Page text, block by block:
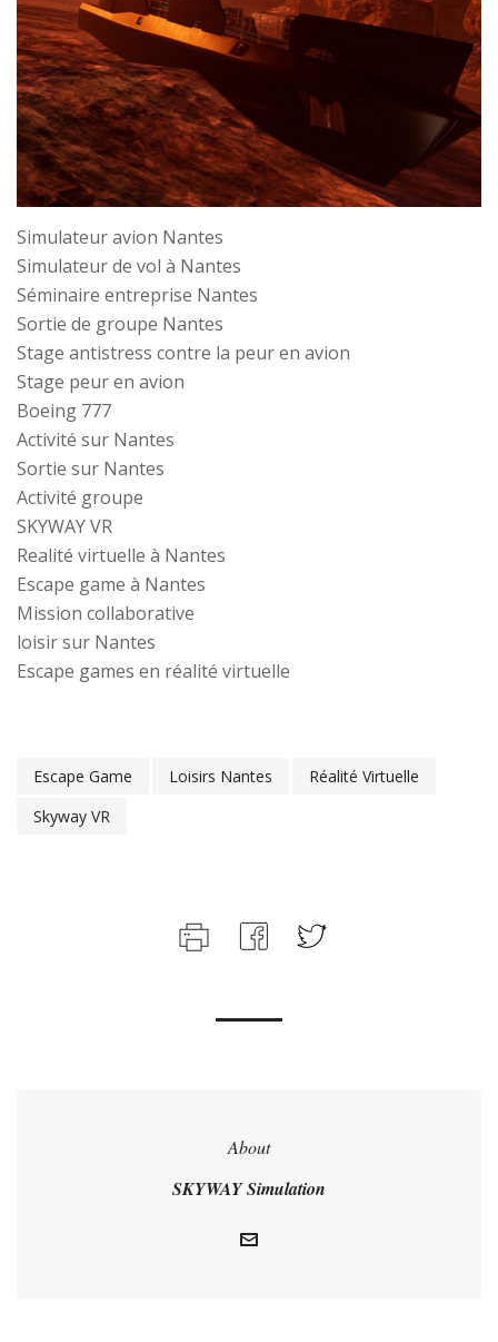
Simulateur avion Nantes
Simulateur de vol à Nantes
Séminaire entreprise Nantes
Sortie de groupe Nantes
Stage antistress contre la peur en avion
Stage peur en avion
Boeing 777
Activité sur Nantes
Sortie sur Nantes
Activité groupe
SKYWAY VR
Realité virtuelle à Nantes
Escape game à Nantes
Mission collaborative
loisir sur Nantes
Escape games en réalité virtuelle
Escape Game Loisirs Nantes
Réalité Virtuelle
Skyway VR
About
SKYWAY Simulation